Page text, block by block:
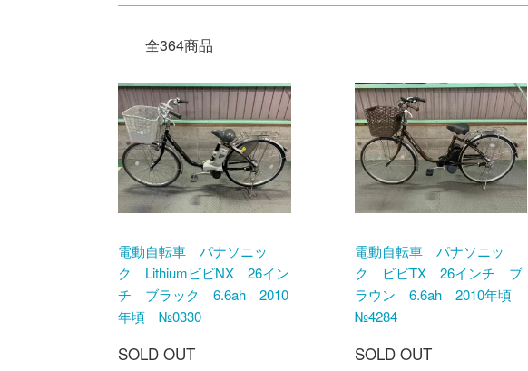
全364商品
電動自転車 パナソニッ
ク LithiumビビNX 26イン
チ ブラック 6.6ah 2010
年頃 №0330
SOLD OUT
電動自転車 パナソニッ
ク ビビTX 26インチ ブ
ラウン 6.6ah 2010年頃
№4284
SOLD OUT